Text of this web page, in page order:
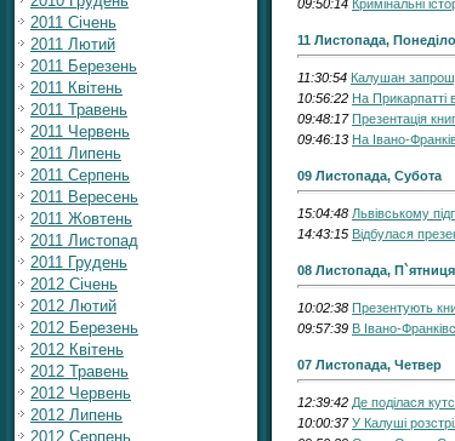
2011 Січень
2011 Лютий
2011 Березень
2011 Квітень
2011 Травень
2011 Червень
2011 Липень
2011 Серпень
2011 Вересень
2011 Жовтень
2011 Листопад
2011 Грудень
2012 Січень
2012 Лютий
2012 Березень
2012 Квітень
2012 Травень
2012 Червень
2012 Липень
2012 Серпень
09:50:14 Кримінальні
11 Листопада,
11:30:54 Калушан
10:56:22 На Прикарпатті
09:48:17 Презентація
09:46:13 На Івано-
09 Листопада, Субота
15:04:48 Львівському
14:43:15 Відбулася
08 Листопада, П`ятниця
10:02:38 Презентують
09:57:39 В Івано-
07 Листопада, Четвер
12:39:42 Де поділася
10:00:37 У Калуші